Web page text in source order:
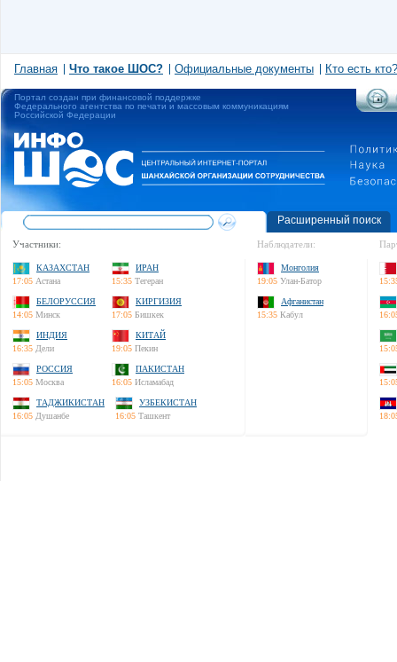
Главная Что такое ШОС? Официальные документы Кто есть кто?
Портал создан при финансовой поддержке
Федерального агентства по печати и массовым коммуникациям
Российской Федерации
Расширенный поиск
Участники:
КАЗАХСТАН
17:05 Астана
ИРАН
15:35 Тегеран
БЕЛОРУССИЯ
14:05 Минск
КИРГИЗИЯ
17:05 Бишкек
ИНДИЯ
16:35 Дели
КИТАЙ
19:05 Пекин
РОССИЯ
15:05 Москва
ПАКИСТАН
16:05 Исламабад
ТАДЖИКИСТАН
16:05 Душанбе
УЗБЕКИСТАН
16:05 Ташкент
Наблюдатели:
Монголия
19:05 Улан-Батор
Афганистан
15:35 Кабул